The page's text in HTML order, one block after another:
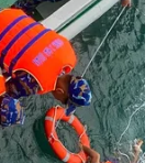
ông
sẽ có đủ
với thời